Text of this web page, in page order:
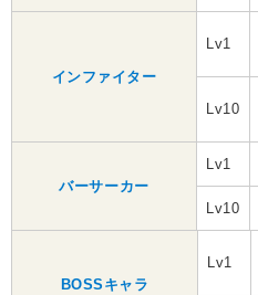
インファイター
Lv1
Lv10
バーサーカー
Lv1
Lv10
BOSSキャラ
Lv1